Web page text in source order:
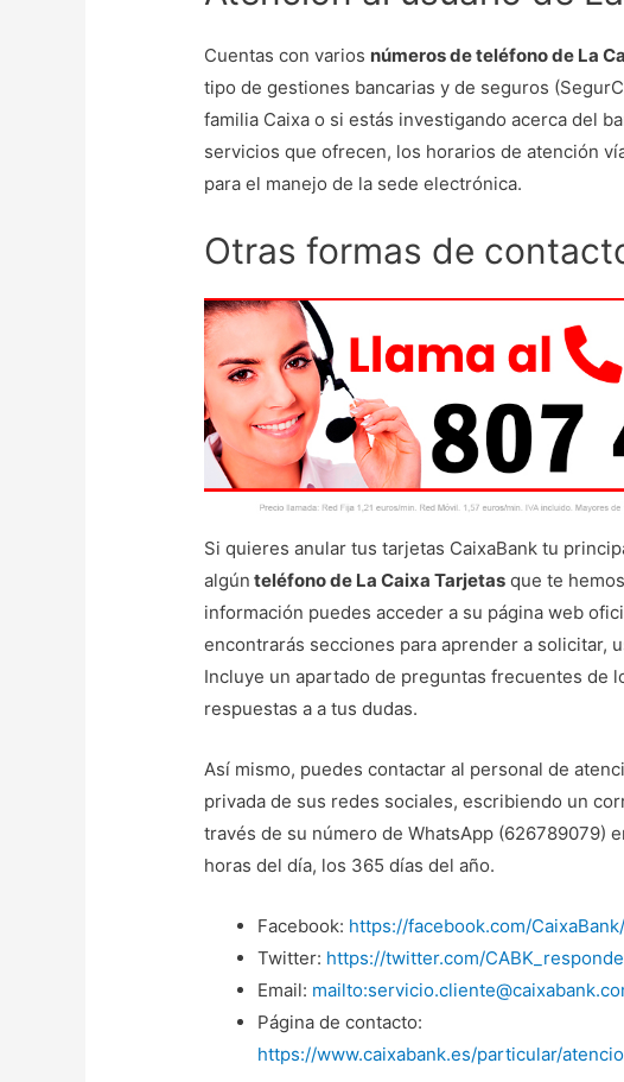
Cuentas con varios números de teléfono de La
tipo de gestiones bancarias y de seguros
familia Caixa o si estás investigando acerca del
servicios que ofrecen, los horarios de atención
para el manejo de la sede electrónica.
Otras formas de
Si quieres anular tus tarjetas CaixaBank tu
algún teléfono de La Caixa Tarjetas que te
información puedes acceder a su página web
encontrarás secciones para aprender a solicitar,
Incluye un apartado de preguntas frecuentes de
respuestas a a tus dudas.
Así mismo, puedes contactar al personal de
privada de sus redes sociales, escribiendo un
través de su número de WhatsApp (626789079)
horas del día, los 365 días del año.
Facebook: https://facebook.com/CaixaBank/
Twitter: https://twitter.com/CABK_responde
Email:
Página de contacto:
https://www.caixabank.es/particular/